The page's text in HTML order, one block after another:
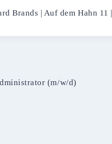
Brands | Auf dem Hahn
(m/w/d)